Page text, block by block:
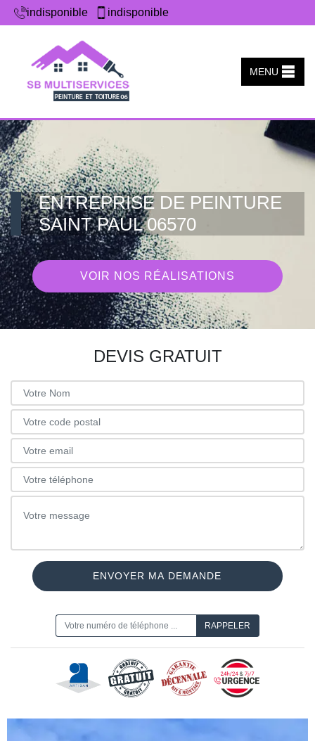
indisponible indisponible
MENU
ENTREPRISE DE PEINTURE
SAINT PAUL 06570
VOIR NOS RÉALISATIONS
DEVIS GRATUIT